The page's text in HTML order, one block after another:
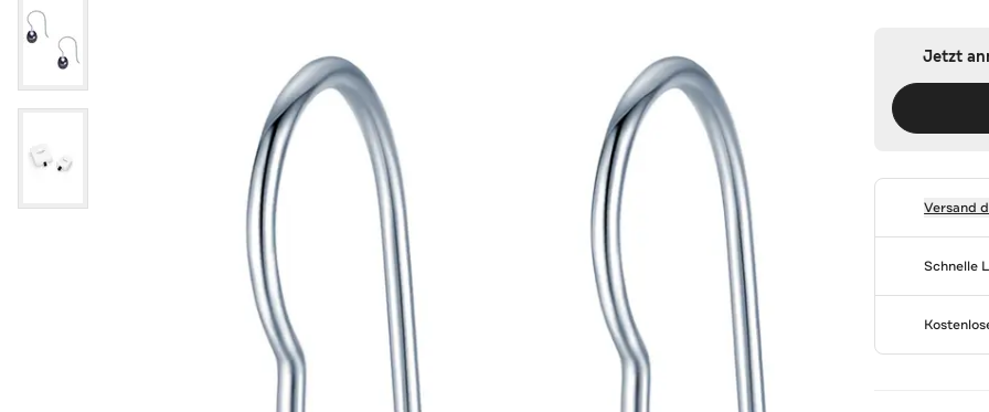
Jetzt
Versand
Schnelle